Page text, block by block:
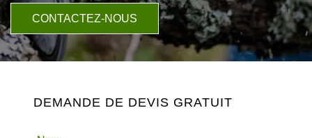
CONTACTEZ-NOUS
DEMANDE DE DEVIS GRATUIT